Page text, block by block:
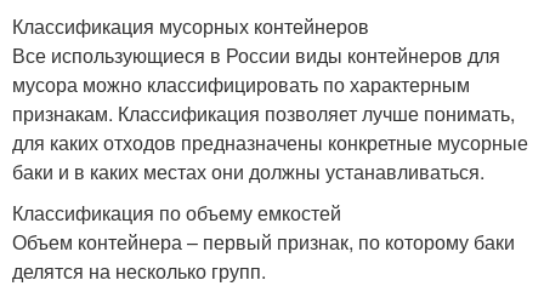
Классификация мусорных контейнеров
Все использующиеся в России виды контейнеров для
мусора можно классифицировать по характерным
признакам. Классификация позволяет лучше понимать,
для каких отходов предназначены конкретные мусорные
баки и в каких местах они должны устанавливаться.
Классификация по объему емкостей
Объем контейнера – первый признак, по которому баки
делятся на несколько групп.